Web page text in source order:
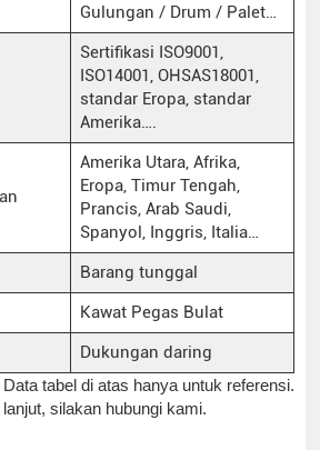
Gulungan / Drum / Palet…
Sertifikasi ISO9001,
ISO14001, OHSAS18001,
standar Eropa, standar
Amerika….
Amerika Utara, Afrika,
Eropa, Timur Tengah,
Prancis, Arab Saudi,
Spanyol, Inggris, Italia…
Barang tunggal
Kawat Pegas Bulat
Dukungan daring
Data tabel di atas hanya untuk referensi.
silakan hubungi kami.